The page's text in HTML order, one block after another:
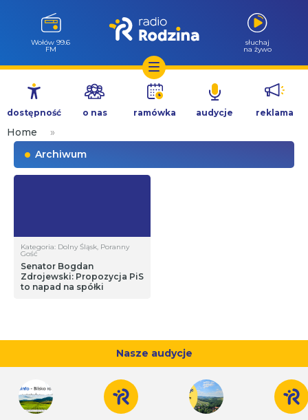
Przejdź
treści
Wołów 99.6
FM
słuchaj
na żywo
dostępność o nas ramówka audycje reklama
Home
»
Archiwum
Kategoria: Dolny Śląsk, Poranny
Gość
Senator Bogdan
Zdrojewski: Propozycja PiS
to napad na spółki
Nasze audycje